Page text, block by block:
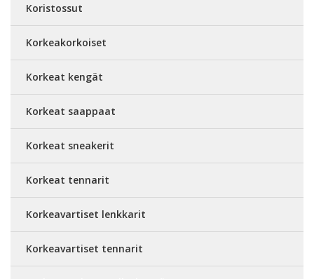
Koristossut
Korkeakorkoiset
Korkeat kengät
Korkeat saappaat
Korkeat sneakerit
Korkeat tennarit
Korkeavartiset lenkkarit
Korkeavartiset tennarit